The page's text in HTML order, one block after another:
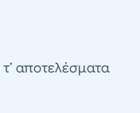
αποτελέσματα